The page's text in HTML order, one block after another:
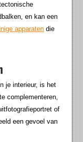
en kan een
apparaten die
je interieur, is het
complementeren,
of
een gevoel van